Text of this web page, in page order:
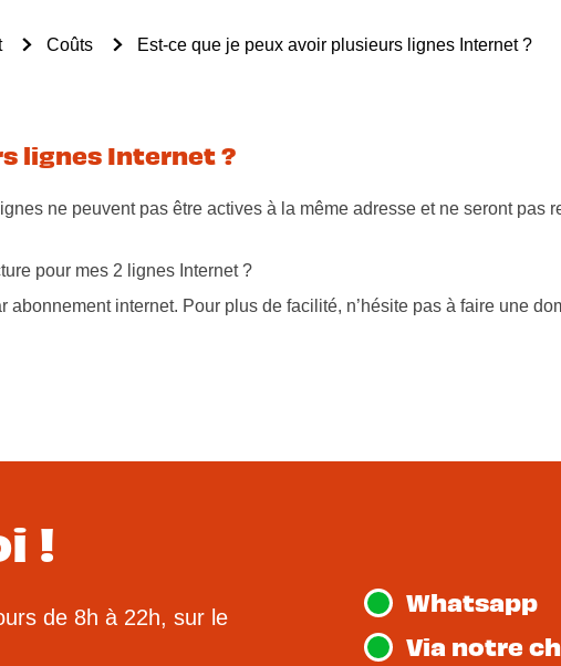
Coûts Est-ce que je peux avoir plusieurs lignes Internet ?
lignes Internet ?
ne peuvent pas être actives à la même adresse et ne seront pas
pour mes 2 lignes Internet ?
abonnement internet. Pour plus de facilité, n’hésite pas à faire une
!
de 8h à 22h, sur le
Whatsapp
Via notre